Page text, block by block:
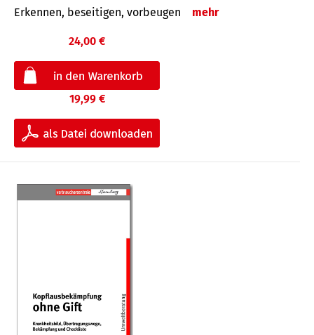
Erkennen, beseitigen, vorbeugen mehr
24,00 €
19,99 €